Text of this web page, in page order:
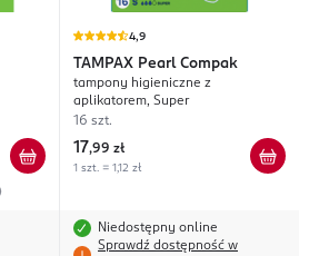
4,9
TAMPAX Pearl Compak
tampony higieniczne z
aplikatorem, Super
16 szt.
17,99 zł
1 szt. = 1,12 zł
Niedostępny online
Sprawdź dostępność w